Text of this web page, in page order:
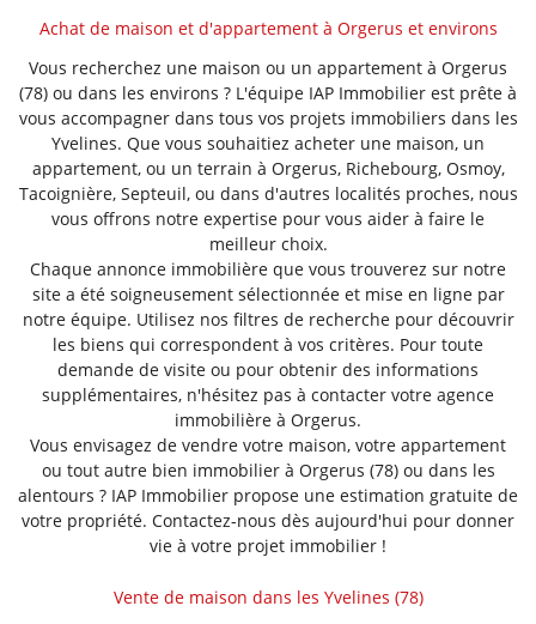
Achat de maison et d'appartement à Orgerus et environs
Vous recherchez une maison ou un appartement à Orgerus
(78) ou dans les environs ? L'équipe IAP Immobilier est prête à
vous accompagner dans tous vos projets immobiliers dans les
Yvelines. Que vous souhaitiez acheter une maison, un
appartement, ou un terrain à Orgerus, Richebourg, Osmoy,
Tacoignière, Septeuil, ou dans d'autres localités proches, nous
vous offrons notre expertise pour vous aider à faire le
meilleur choix.
Chaque annonce immobilière que vous trouverez sur notre
site a été soigneusement sélectionnée et mise en ligne par
notre équipe. Utilisez nos filtres de recherche pour découvrir
les biens qui correspondent à vos critères. Pour toute
demande de visite ou pour obtenir des informations
supplémentaires, n'hésitez pas à contacter votre agence
immobilière à Orgerus.
Vous envisagez de vendre votre maison, votre appartement
ou tout autre bien immobilier à Orgerus (78) ou dans les
alentours ? IAP Immobilier propose une estimation gratuite de
votre propriété. Contactez-nous dès aujourd'hui pour donner
vie à votre projet immobilier !
Vente de maison dans les Yvelines (78)